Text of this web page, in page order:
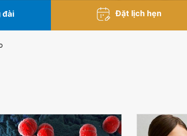
đài Đặt lịch hẹn